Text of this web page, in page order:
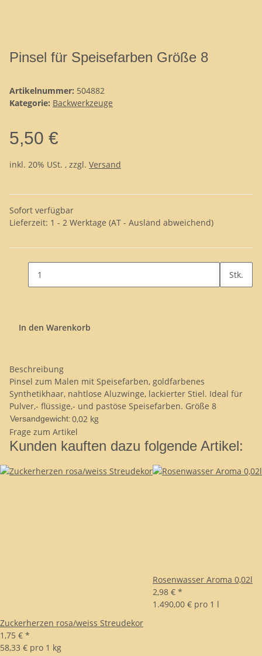
Pinsel für Speisefarben Größe 8
Artikelnummer: 504882
Kategorie: Backwerkzeuge
5,50 €
inkl. 20% USt. , zzgl. Versand
Sofort verfügbar
Lieferzeit: 1 - 2 Werktage (AT - Ausland abweichend)
Stk.
In den Warenkorb
Beschreibung
Pinsel zum Malen mit Speisefarben, goldfarbenes
Synthetikhaar, nahtlose Aluzwinge, lackierter Stiel. Ideal für
Pulver,- flüssige,- und pastöse Speisefarben. Größe 8
Versandgewicht:0,02 kg
Frage zum Artikel
Kunden kauften dazu folgende Artikel:
Zuckerherzen rosa/weiss Streudekor
1,75 € *
58,33 € pro 1 kg
Rosenwasser Aroma 0,02l
2,98 € *
1.490,00 € pro 1 l